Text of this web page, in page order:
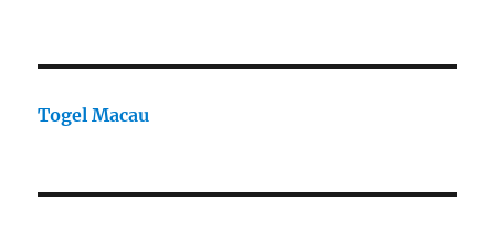
Togel Macau